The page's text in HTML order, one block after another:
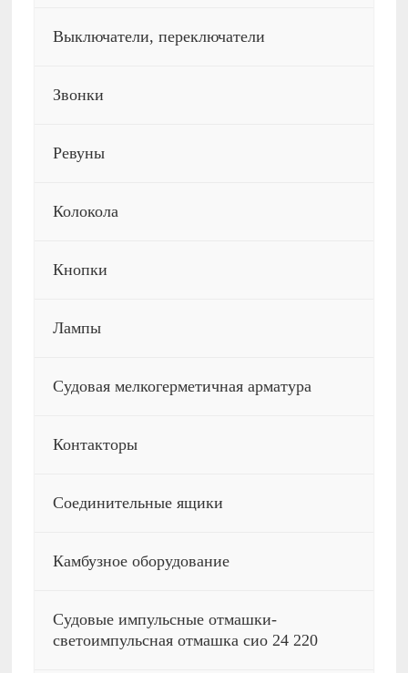
Выключатели, переключатели
Звонки
Ревуны
Колокола
Кнопки
Лампы
Судовая мелкогерметичная арматура
Контакторы
Соединительные ящики
Камбузное оборудование
Судовые импульсные отмашки-
светоимпульсная отмашка сио 24 220